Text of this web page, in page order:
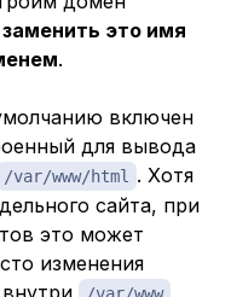
заменить это имя
.
включен
для вывода
/var/www/html
. Хотя
сайта, при
это может
изменения